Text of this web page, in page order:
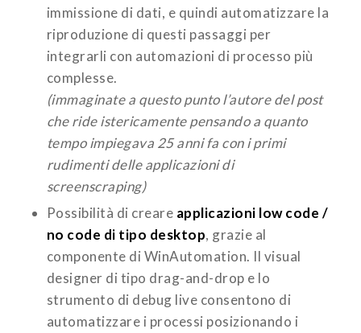
immissione di dati, e quindi automatizzare la
riproduzione di questi passaggi per
integrarli con automazioni di processo più
complesse.
(immaginate a questo punto l’autore del post
che ride istericamente pensando a quanto
tempo impiegava 25 anni fa con i primi
rudimenti delle applicazioni di
screenscraping)
Possibilità di creare applicazioni low code /
no code di tipo desktop, grazie al
componente di WinAutomation. Il visual
designer di tipo drag-and-drop e lo
strumento di debug live consentono di
automatizzare i processi posizionando i